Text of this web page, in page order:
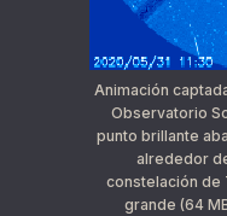
Animación
Observatorio
punto brillante
alrededor
constelación de
grande (64